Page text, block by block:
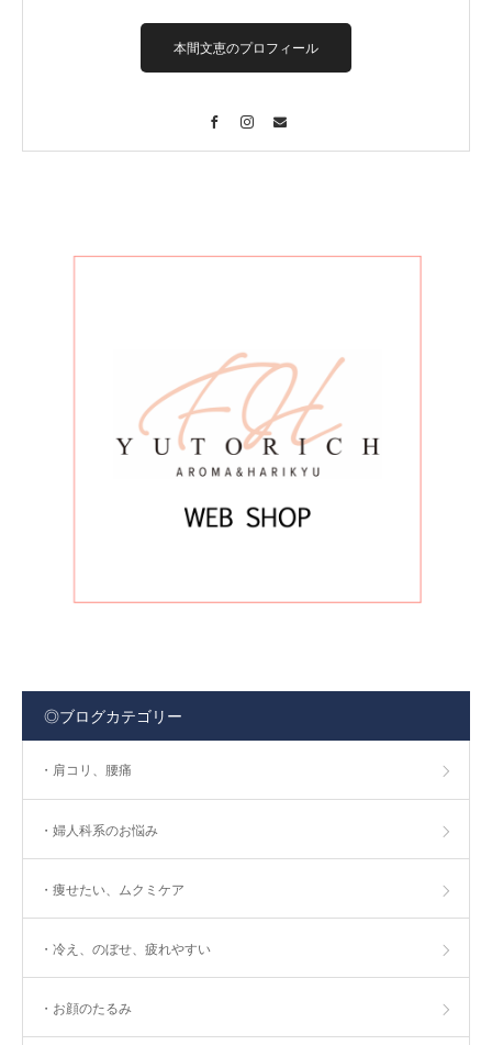
本間文恵のプロフィール
◎ブログカテゴリー
・肩コリ、腰痛
・婦人科系のお悩み
・痩せたい、ムクミケア
・冷え、のぼせ、疲れやすい
・お顔のたるみ